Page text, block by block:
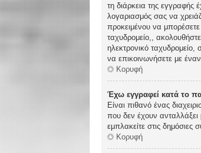
τη διάρκεια της εγγραφής
λογαριασμός σας να
προκειμένου να
ταχυδρομείο,,
ηλεκτρονικό
να επικοινωνήσετε με έναν
Κορυφή
Έχω εγγραφεί κατά το
Είναι πιθανό ένας
που δεν έχουν
εμπλακείτε στις δημόσιες
Κορυφή